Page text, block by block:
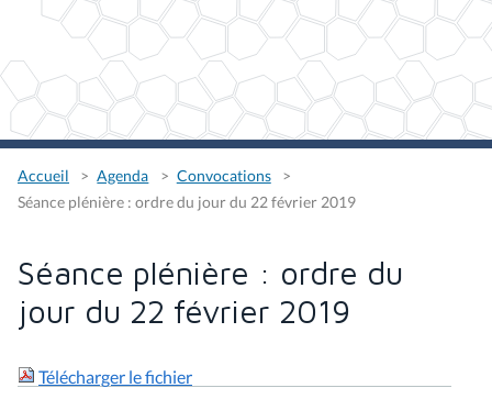
Accueil Agenda
Convocations
Séance plénière : ordre du jour du 22 février 2019
Séance plénière : ordre du
jour du 22 février 2019
Télécharger le fichier